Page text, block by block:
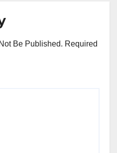
Be Published. Required